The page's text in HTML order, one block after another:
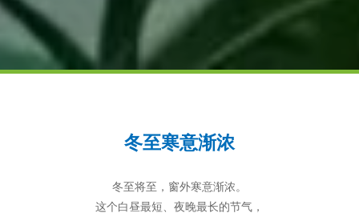
冬至寒意渐浓
冬至将至，窗外寒意渐浓。
这个白昼最短、夜晚最长的节气，